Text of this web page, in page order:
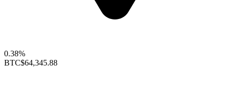
0.38%
BTC$64,345.88